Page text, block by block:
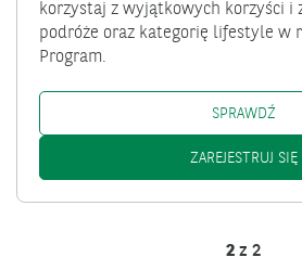
korzystaj z wyjątkowych korzyści i
podróże oraz kategorię lifestyle w
Program.
SPRAWDŹ
ZAREJESTRUJ SIĘ
2 z 2